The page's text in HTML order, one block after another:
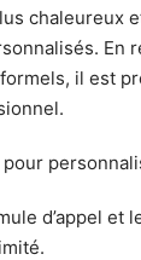
chaleureux
En
il est
d’appel et